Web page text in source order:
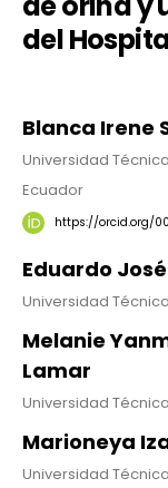
del
Blanca Irene
Universidad
Ecuador
https://orcid.org/
Eduardo
Universidad
Melanie
Lamar
Universidad
Marioneya
Universidad